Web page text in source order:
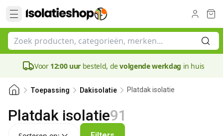
Voor 12:00 uur besteld, devolgende werkdag in huis
Toepassing Dakisolatie Platdak isolatie
Platdak isolatie91